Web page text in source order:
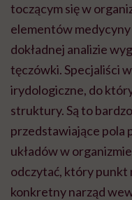
toczącym się w
elementów
dokładnej analizie
tęczówki. Specjaliści
irydologiczne, do
struktury. Są to
przedstawiające pola
układów w
odczytać, który punkt
konkretny narząd